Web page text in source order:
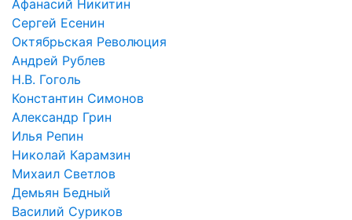
Афанасий Никитин
Сергей Есенин
Октябрьская Революция
Андрей Рублев
Н.В. Гоголь
Константин Симонов
Александр Грин
Илья Репин
Николай Карамзин
Михаил Светлов
Демьян Бедный
Василий Суриков